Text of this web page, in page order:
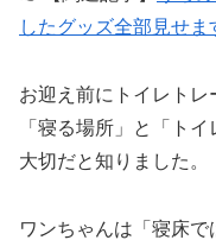
したグッズ全部見せま
お迎え前にトイレトレ
「寝る場所」と「ト
大切だと知りました。
ワンちゃんは「寝床